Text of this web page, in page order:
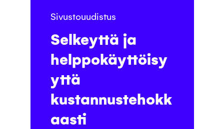
Sivustouudistus
Selkeyttä ja
helppokäyttöisy
yttä
kustannustehokk
aasti